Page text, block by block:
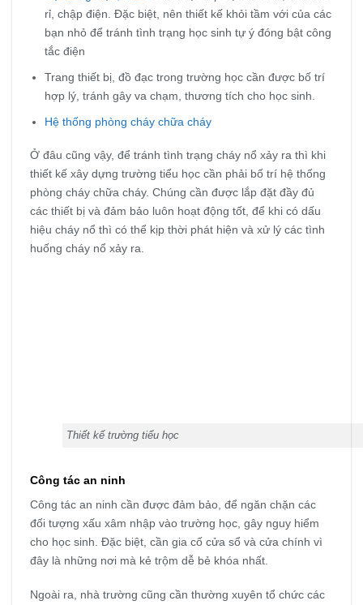
rỉ, chập điện. Đặc biệt, nên thiết kế khỏi tầm với của các
bạn nhỏ để tránh tình trạng học sinh tự ý đóng bật công
tắc điện
Trang thiết bị, đồ đạc trong trường học cần được bố trí
hợp lý, tránh gây va chạm, thương tích cho học sinh.
Hệ thống phòng cháy chữa cháy
Ở đâu cũng vậy, để tránh tình trạng cháy nổ xảy ra thì khi
thiết kế xây dựng trường tiểu học cần phải bố trí hệ thống
phòng cháy chữa cháy. Chúng cần được lắp đặt đầy đủ
các thiết bị và đảm bảo luôn hoạt động tốt, để khi có dấu
hiệu cháy nổ thì có thể kịp thời phát hiện và xử lý các tình
huống cháy nổ xảy ra.
Thiết kế trường tiểu học
Công tác an ninh
Công tác an ninh cần được đảm bảo, để ngăn chặn các
đối tượng xấu xâm nhập vào trường học, gây nguy hiểm
cho học sinh. Đặc biệt, cần gia cố cửa sổ và cửa chính vì
đây là những nơi mà kẻ trộm dễ bẻ khóa nhất.
Ngoài ra, nhà trường cũng cần thường xuyên tổ chức các